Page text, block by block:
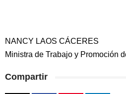
NANCY LAOS CÁCERES
Ministra de Trabajo y Promoción
Compartir